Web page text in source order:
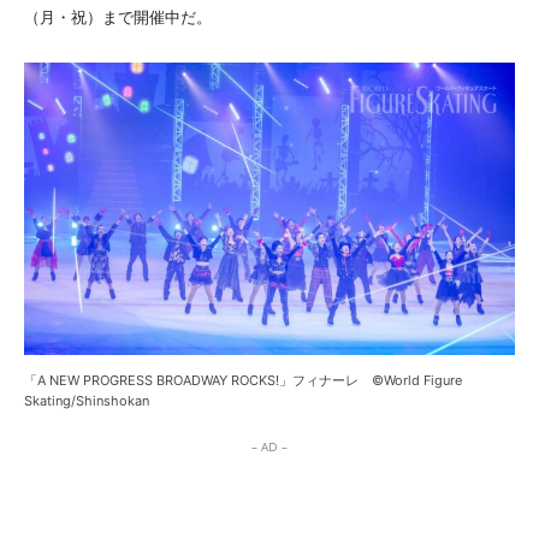
（月・祝）まで開催中だ。
「A NEW PROGRESS BROADWAY ROCKS!」フィナーレ ©World Figure
Skating/Shinshokan
– AD –